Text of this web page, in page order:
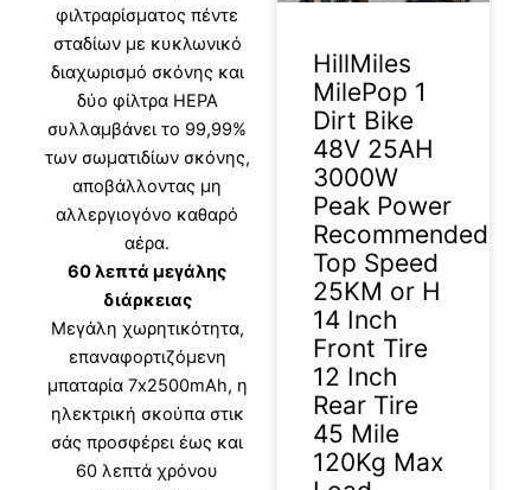
φιλτραρίσματος πέντε
σταδίων με κυκλωνικό
διαχωρισμό σκόνης και
δύο φίλτρα HEPA
συλλαμβάνει το 99,99%
των σωματιδίων σκόνης,
αποβάλλοντας μη
αλλεργιογόνο καθαρό
αέρα.
60 λεπτά μεγάλης
διάρκειας
Μεγάλη χωρητικότητα,
επαναφορτιζόμενη
μπαταρία 7x2500mAh, η
ηλεκτρική σκούπα στικ
σάς προσφέρει έως και
60 λεπτά χρόνου
HillMiles
MilePop 1
Dirt Bike
48V 25AH
3000W
Peak Power
Recommended
Top Speed
25KM or H
14 Inch
Front Tire
12 Inch
Rear Tire
45 Mile
120Kg Max